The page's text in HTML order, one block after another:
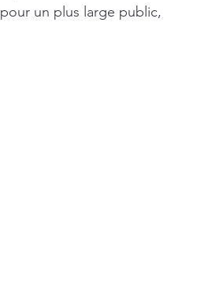
pour un plus large public,